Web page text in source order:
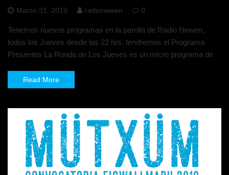
Marzo 31, 2019 radionewen 0
Tenemos nuevos programas en la parrilla de Radio Newen,
todos los Jueves desde las 22 hrs. tendremos el Programa
Presentes La Ronda de Los Jueves es un micro programa de
Read More